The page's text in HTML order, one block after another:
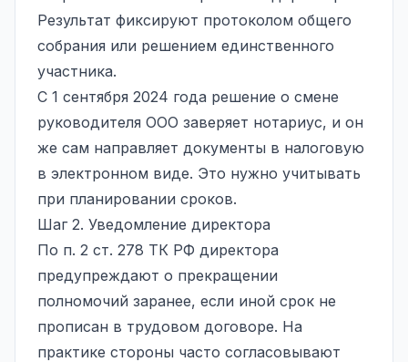
Результат фиксируют протоколом общего
собрания или решением единственного
участника.
С 1 сентября 2024 года решение о смене
руководителя ООО заверяет нотариус, и он
же сам направляет документы в налоговую
в электронном виде. Это нужно учитывать
при планировании сроков.
Шаг 2. Уведомление директора
По п. 2 ст. 278 ТК РФ директора
предупреждают о прекращении
полномочий заранее, если иной срок не
прописан в трудовом договоре. На
практике стороны часто согласовывают